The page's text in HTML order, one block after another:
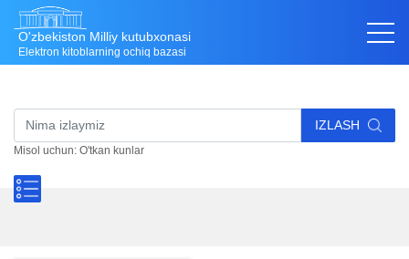
O'zbekiston Milliy kutubxonasi
Elektron kitoblarning ochiq bazasi
IZLASH
Misol uchun: O'tkan kunlar